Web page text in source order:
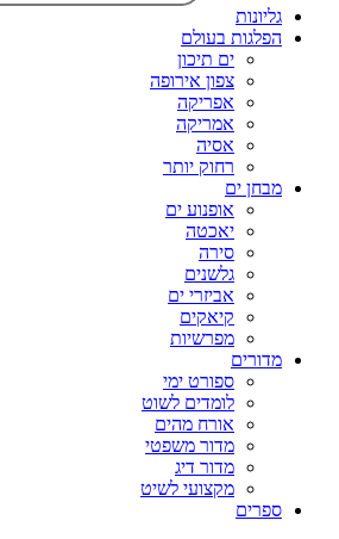
גליונות
הפלגות בעולם
ים תיכון
צפון אירופה
אפריקה
אמריקה
אסיה
רחוק יותר
מבחן ים
אופנוע ים
יאכטה
סירה
גלשנים
אביזרי ים
קיאקים
מפרשיות
מדורים
ספורט ימי
לומדים לשוט
אורח מהים
מדור משפטי
מדור דיג
מקצועי לשיט
ספרים